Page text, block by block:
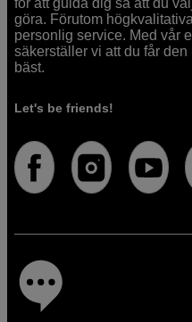
för att guida dig så att du
göra. Förutom
personlig service. Med vår
säkerställer vi att du får
bäst.
Let's be friends!